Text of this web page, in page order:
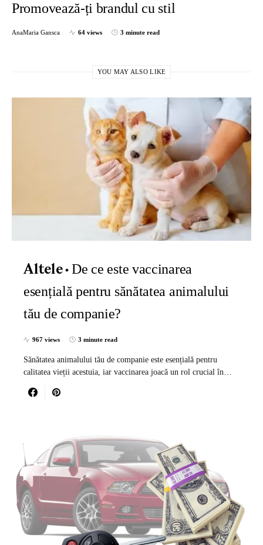
Promovează-ți brandul cu stil
AnaMaria Gansca 64 views 3 minute read
YOU MAY ALSO LIKE
Altele
De ce este vaccinarea
esențială pentru sănătatea animalului
tău de companie?
967 views 3 minute read
Sănătatea animalului tău de companie este esențială pentru
calitatea vieții acestuia, iar vaccinarea joacă un rol crucial în…